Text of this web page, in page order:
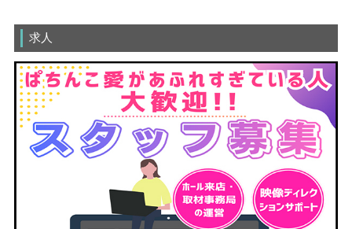
求人